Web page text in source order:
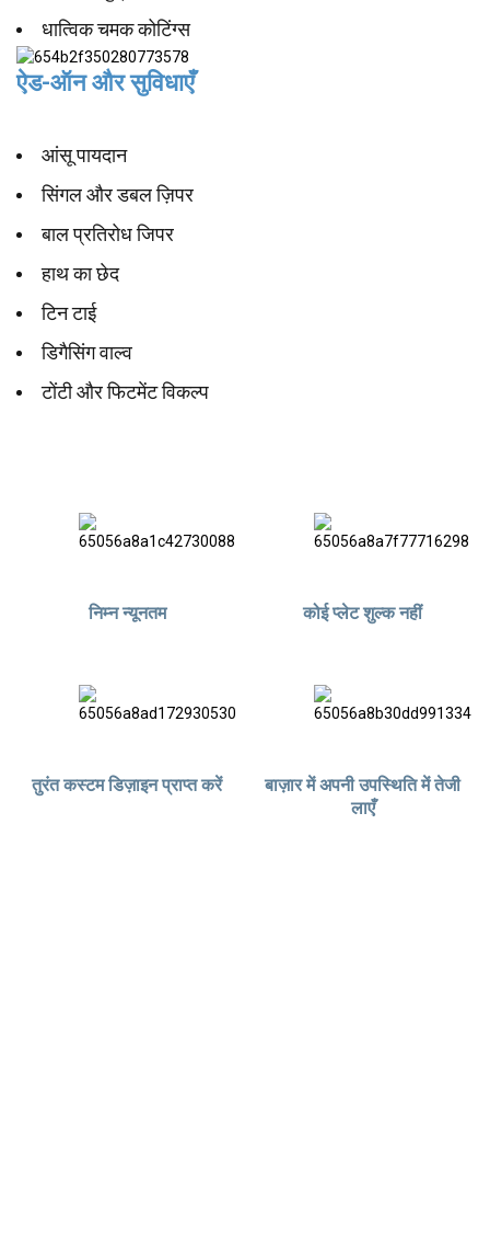
धात्विक चमक कोटिंग्स
ऐड-ऑन और सुविधाएँ
आंसू पायदान
सिंगल और डबल ज़िपर
बाल प्रतिरोध जिपर
हाथ का छेद
टिन टाई
डिगैसिंग वाल्व
टोंटी और फिटमेंट विकल्प
निम्न न्यूनतम कोई प्लेट शुल्क नहीं
तुरंत कस्टम डिज़ाइन प्राप्त करें
बाज़ार में अपनी उपस्थिति में तेजी
लाएँ